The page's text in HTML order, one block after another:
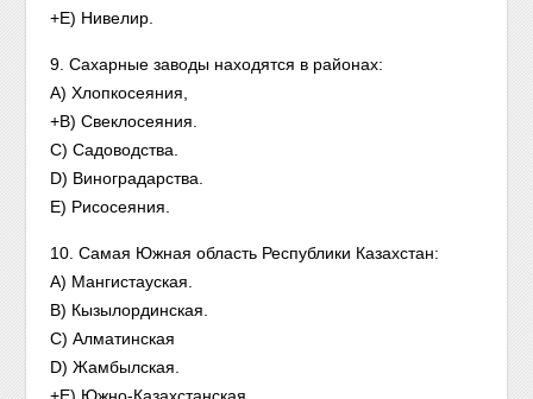
+E) Нивелир.
9. Сахарные заводы находятся в районах:
А) Хлопкосеяния,
+B) Свеклосеяния.
C) Садоводства.
D) Виноградарства.
E) Рисосеяния.
10. Самая Южная область Республики Казахстан:
A) Мангистауская.
B) Кызылординская.
C) Алматинская
D) Жамбылская.